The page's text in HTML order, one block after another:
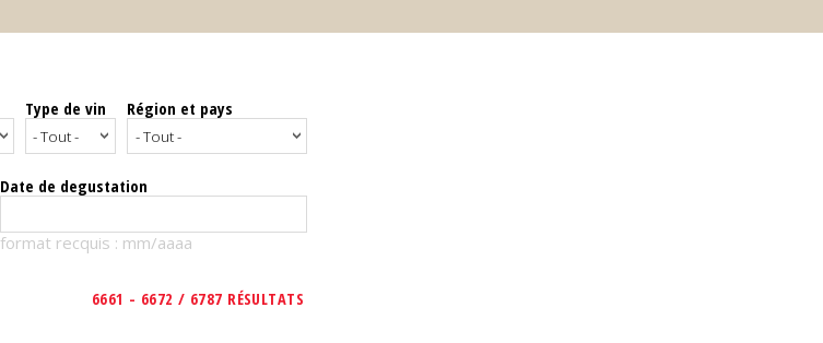
Type de vin Région et pays
Date de degustation
format recquis : mm/aaaa
6661 - 6672 / 6787 RÉSULTATS